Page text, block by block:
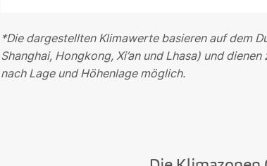
*Die dargestellten Klimawerte basieren auf dem
Shanghai, Hongkong, Xi’an und Lhasa) und
nach Lage und Höhenlage möglich.